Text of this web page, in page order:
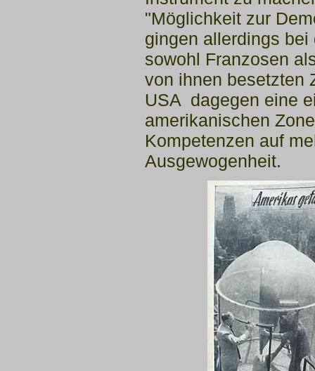
"Möglichkeit zur
gingen allerdings
sowohl Franzosen
von ihnen besetzten
USA dagegen eine
amerikanischen
Kompetenzen auf
Ausgewogenheit.